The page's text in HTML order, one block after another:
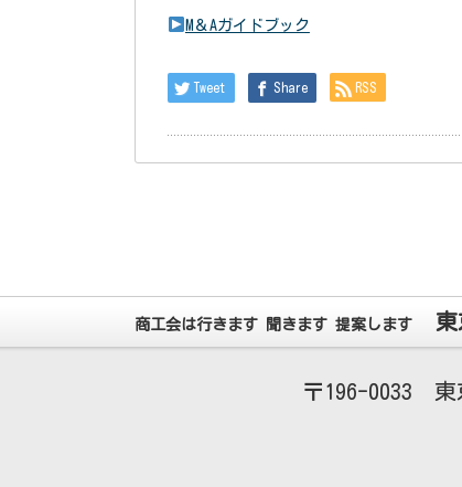
M＆Aガイドブック
Tweet Share RSS
商工会は行きます 聞きます 提案します
196-0033 東